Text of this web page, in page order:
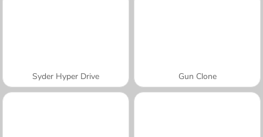
Syder Hyper Drive Gun Clone